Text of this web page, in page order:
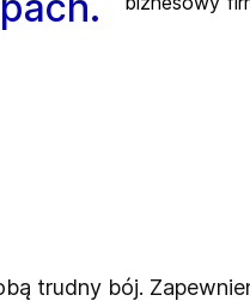
trudny bój.